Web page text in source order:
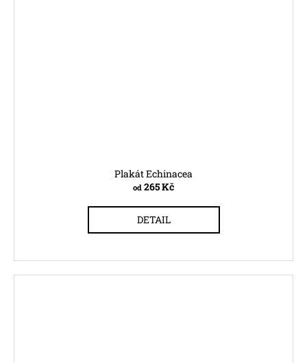
Plakát Echinacea
od 265 Kč
DETAIL